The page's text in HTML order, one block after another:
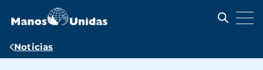
contenido
Ruta
Noticias